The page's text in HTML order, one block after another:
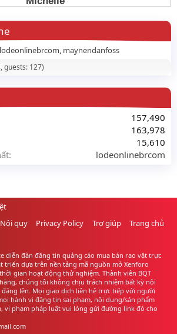
lodeonlinebrcom maynendanfoss
guests: 127)
157,490
163,978
15,610
lodeonlinebrcom
quy Privacy Policy Trợ giúp Trang chủ
diễn đàn đăng tin quảng cáo mua bán rao vặt trực
triển dựa trên nền tảng mã nguồn mở Xenforo
gian hoạt động thử nghiệm. Thành viên BQT
chúng tôi không chịu trách nhiệm bất kỳ nội
lên. Mọi giao dịch liên hệ trực tiếp với người
hành vi đăng tin sai phạm, nội dung/sản phẩm
vi phạm pháp luật vui lòng gửi đường link đó cho